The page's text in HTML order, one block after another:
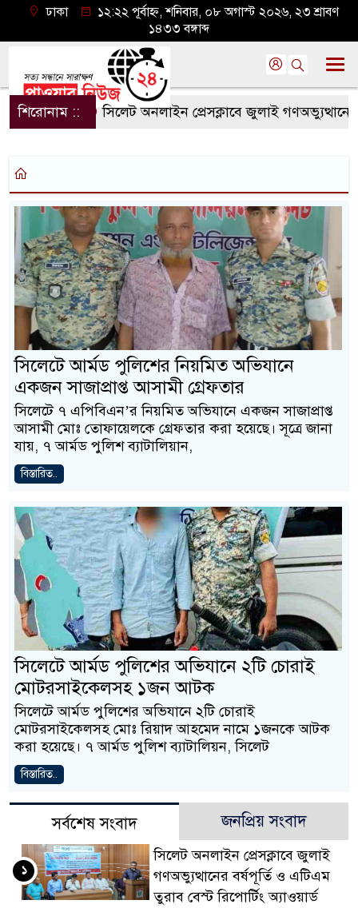
ঢাকা
১২:২২ পূর্বাহ্ন, শনিবার, ০৮ অগাস্ট ২০২৬, ২৩ শ্রাবণ
১৪৩৩ বঙ্গাব্দ
শিরোনাম :: সিলেট অনলাইন প্রেসক্লাবে জুলাই গণঅভ্যুত্থানের
সিলেটে আর্মড পুলিশের নিয়মিত অভিযানে
একজন সাজাপ্রাপ্ত আসামী গ্রেফতার
সিলেটে ৭ এপিবিএন’র নিয়মিত অভিযানে একজন সাজাপ্রাপ্ত
আসামী মোঃ তোফায়েলকে গ্রেফতার করা হয়েছে। সূত্রে জানা
যায়, ৭ আর্মড পুলিশ ব্যাটালিয়ান,
বিস্তারিত..
সিলেটে আর্মড পুলিশের অভিযানে ২টি চোরাই
মোটরসাইকেলসহ ১জন আটক
সিলেটে আর্মড পুলিশের অভিযানে ২টি চোরাই
মোটরসাইকেলসহ মোঃ রিয়াদ আহমেদ নামে ১জনকে আটক
করা হয়েছে। ৭ আর্মড পুলিশ ব্যাটালিয়ন, সিলেট
বিস্তারিত..
সর্বশেষ সংবাদ জনপ্রিয় সংবাদ
সিলেট অনলাইন প্রেসক্লাবে জুলাই
গণঅভ্যুত্থানের বর্ষপূর্তি ও এটিএম
তুরাব বেস্ট রিপোর্টিং অ্যাওয়ার্ড
১